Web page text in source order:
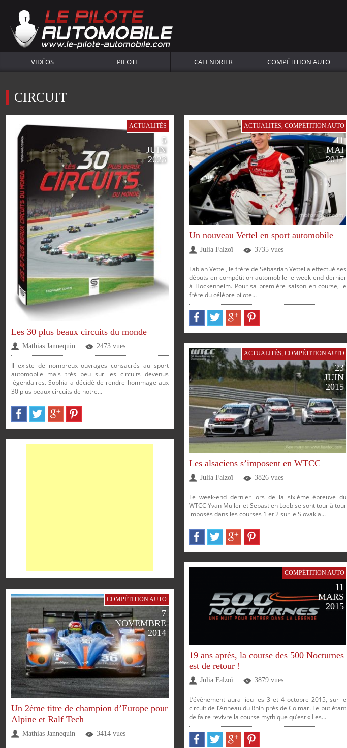
VIDÉOS PILOTE CALENDRIER COMPÉTITION AUTO
CIRCUIT
ACTUALITÉS
5
JUIN
2023
Les 30 plus beaux circuits du monde
Mathias Jannequin 2473 vues
Il existe de nombreux ouvrages consacrés au sport
automobile mais très peu sur les circuits devenus
légendaires. Sophia a décidé de rendre hommage aux
30 plus beaux circuits de notre...
PARTAGERPARTAGERPARTAGERPARTAGER
ACTUALITÉS, COMPÉTITION AUTO
11
MAI
2017
Un nouveau Vettel en sport automobile
Julia Falzoï 3735 vues
Fabian Vettel, le frère de Sébastian Vettel a effectué ses
débuts en compétition automobile le week-end dernier
à Hockenheim. Pour sa première saison en course, le
frère du célèbre pilote...
PARTAGERPARTAGERPARTAGERPARTAGER
ACTUALITÉS, COMPÉTITION AUTO
23
JUIN
2015
Les alsaciens s’imposent en WTCC
Julia Falzoï 3826 vues
Le week-end dernier lors de la sixième épreuve du
WTCC Yvan Muller et Sebastien Loeb se sont tour à tour
imposés dans les courses 1 et 2 sur le Slovakia...
COMPÉTITION AUTO
11
MARS
2015
19 ans après, la course des 500 Nocturnes
est de retour !
Julia Falzoï 3879 vues
L’évènement aura lieu les 3 et 4 octobre 2015, sur le
circuit de l’Anneau du Rhin près de Colmar. Le but étant
de faire revivre la course mythique qu’est « Les...
COMPÉTITION AUTO
7
NOVEMBRE
2014
Un 2ème titre de champion d’Europe pour
Alpine et Ralf Tech
Mathias Jannequin 3414 vues